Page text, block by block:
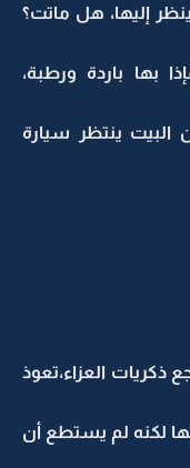
إليها، هل ماتت؟
بها باردة ورطبة،
ينتظر سيارة
ذكريات العزاء،تعوذ
لكنه لم يستطع أن